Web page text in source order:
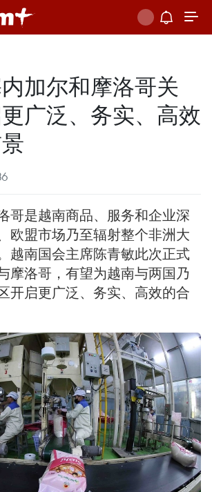
加尔和摩洛哥关
广泛、务实、高效
哥是越南商品、服务和企业深
欧盟市场乃至辐射整个非洲大
越南国会主席陈青敏此次正式
摩洛哥，有望为越南与两国乃
开启更广泛、务实、高效的合